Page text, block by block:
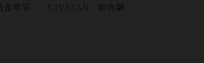
盒專區
KAVALAN / 噶瑪蘭